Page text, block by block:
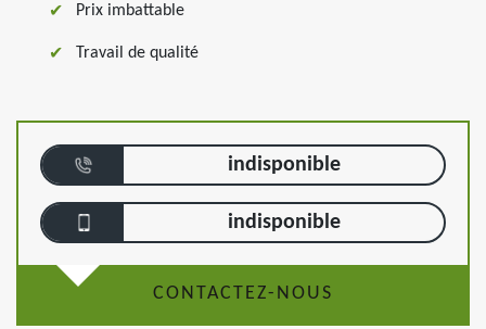
Prix imbattable
Travail de qualité
indisponible
indisponible
CONTACTEZ-NOUS